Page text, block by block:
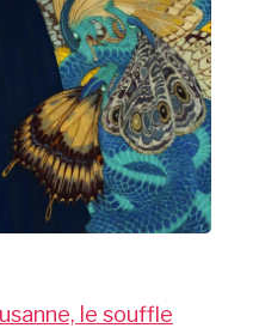
le souffle